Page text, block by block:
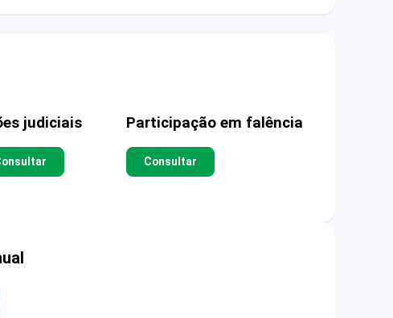
judiciais Participação em falência
Consultar